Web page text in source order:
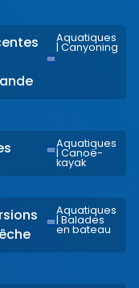
Aquatiques
| Canyoning
Aquatiques
| Canoë-
kayak
Aquatiques
| Balades
en bateau